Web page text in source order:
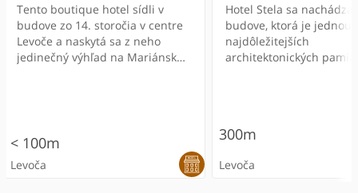
Tento boutique hotel sídli v
budove zo 14. storočia v centre
Levoče a naskytá sa z neho
jedinečný výhľad na Mariánsku
< 100m
Levoča
Hotel Stela sa nachádza
budove, ktorá je jednou
najdôležitejších
architektonických
300m
Levoča